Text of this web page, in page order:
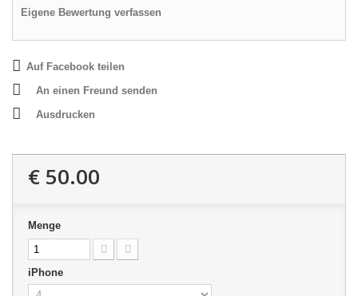
Eigene Bewertung verfassen
Auf Facebook teilen
An einen Freund senden
Ausdrucken
€ 50.00
Menge
iPhone